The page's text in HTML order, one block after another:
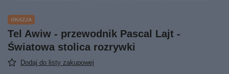
OKAZJA
Tel Awiw - przewodnik Pascal Lajt -
Światowa stolica rozrywki
Dodaj do listy zakupowej